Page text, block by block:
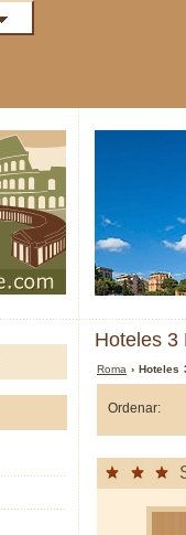
Hoteles 3
Roma › Hoteles
Ordenar: